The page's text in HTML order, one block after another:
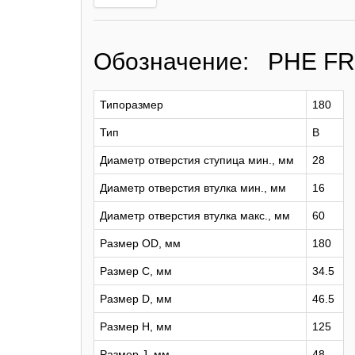
Обозначение: PHE
Типоразмер 180
Тип B
Диаметр отверстия ступица мин., мм 28
Диаметр отверстия втулка мин., мм 16
Диаметр отверстия втулка макс., мм 60
Размер OD, мм 180
Размер C, мм 34.5
Размер D, мм 46.5
Размер H, мм 125